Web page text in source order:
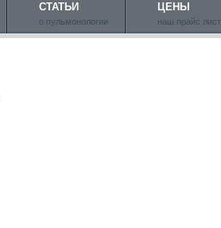
СТАТЬИ
о пульмонологии
ЦЕНЫ
наш прайс лист